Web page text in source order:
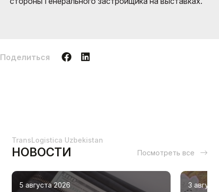
Поделиться
TransLogistica Uzbekistan
НОВОСТИ Посмотреть все
5 августа 2026
3